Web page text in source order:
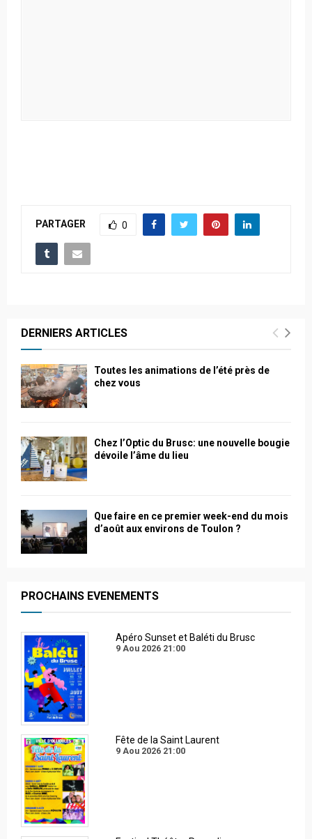
PARTAGER 0
DERNIERS ARTICLES
Toutes les animations de l’été près de
chez vous
Chez l’Optic du Brusc: une nouvelle bougie
dévoile l’âme du lieu
Que faire en ce premier week-end du mois
d’août aux environs de Toulon ?
PROCHAINS EVENEMENTS
Apéro Sunset et Baléti du Brusc
9 Aou 2026 21:00
Fête de la Saint Laurent
9 Aou 2026 21:00